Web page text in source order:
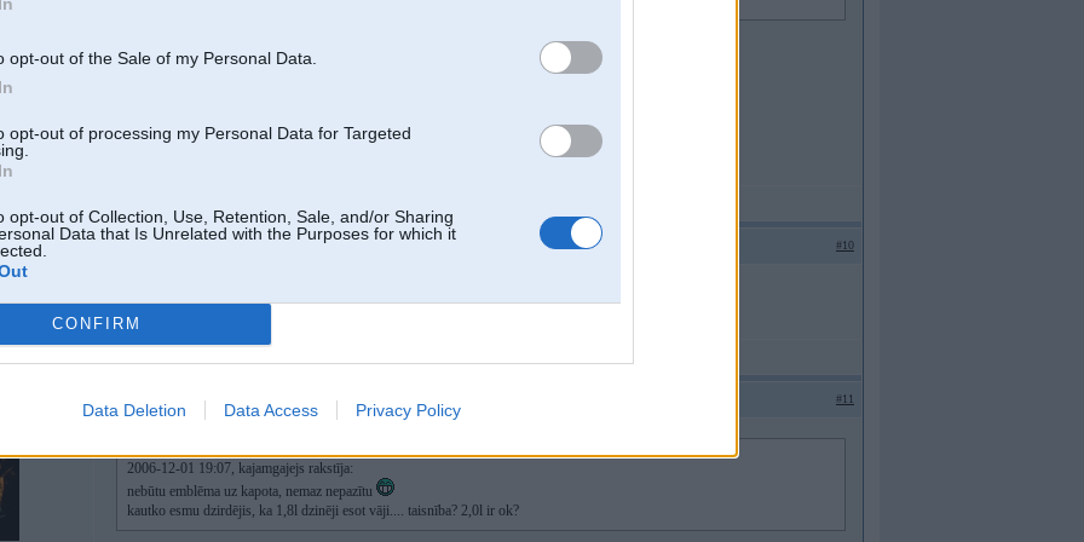
opt-out of the Sale of my Personal Data.
opt-out of processing my Personal Data for Targeted
opt-out of Collection, Use, Retention, Sale, and/or Sharing
Data that Is Unrelated with the Purposes for which it
CONFIRM
Data Deletion Data Access Privacy Policy
989
šito nopirka viens zināms čalis, viņam tā mašīna piestāv
#10
01. Dec 2006, 19:09 #11
2006-12-01 19:07, kajamgajejs rakstīja:
nebūtu emblēma uz kapota, nemaz nepazītu
kautko esmu dzirdējis, ka 1,8l dzinēji esot vāji.... taisnība? 2,0l ir ok?